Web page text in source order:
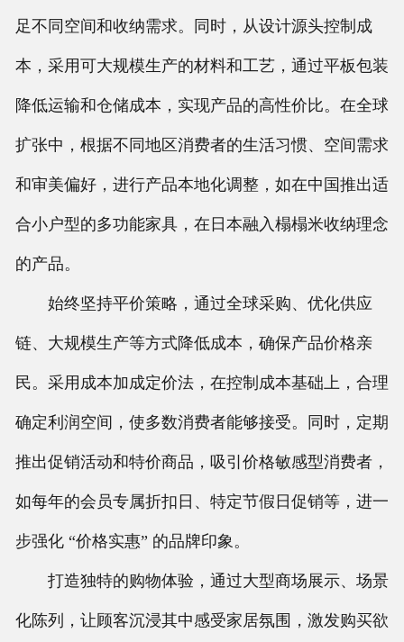
足不同空间和收纳需求。同时，从设计源头控制成
本，采用可大规模生产的材料和工艺，通过平板包装
降低运输和仓储成本，实现产品的高性价比。在全球
扩张中，根据不同地区消费者的生活习惯、空间需求
和审美偏好，进行产品本地化调整，如在中国推出适
合小户型的多功能家具，在日本融入榻榻米收纳理念
的产品。
始终坚持平价策略，通过全球采购、优化供应
链、大规模生产等方式降低成本，确保产品价格亲
民。采用成本加成定价法，在控制成本基础上，合理
确定利润空间，使多数消费者能够接受。同时，定期
推出促销活动和特价商品，吸引价格敏感型消费者，
如每年的会员专属折扣日、特定节假日促销等，进一
步强化 “价格实惠” 的品牌印象。
打造独特的购物体验，通过大型商场展示、场景
化陈列，让顾客沉浸其中感受家居氛围，激发购买欲